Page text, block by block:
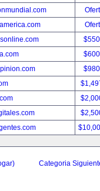
Categoria